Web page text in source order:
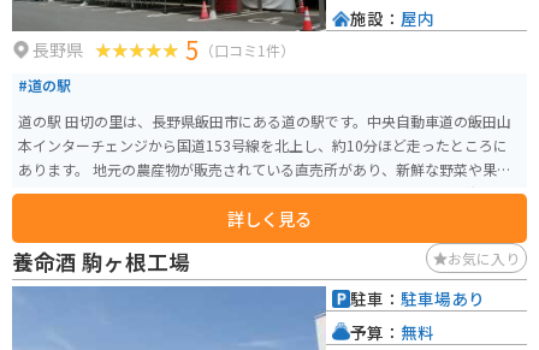
長野県 5 （口コミ1件）
#道の駅
道の駅 田切の里は、長野県飯田市にある道の駅です。中央自動車道の飯田山
本インターチェンジから国道153号線を北上し、約10分ほど走ったところに
あります。 地元の農産物が販売されている直売所があり、新鮮な野菜や果物
を購入できます。特におすすめなのは、飯田市の特産品である「市田柿」で
す。濃厚な甘さと、もっちりとした食感が特徴です。 バイクで訪れる場合、
道の駅には広い駐車場が完備されているので安心です。また、周辺には南ア
ルプスの山々が連なり、絶景のツーリングコースとしても人気があります。
道の駅 田切の里を拠点に、自然豊かな景色を楽しみながらバイクで走ってみ
トも点在しています。道の駅で休憩した後は、周辺の観光スポットにも足を
詳しく見る
施設： 屋内
養命酒 駒ヶ根工場 お気に入り
駐車： 駐車場あり
予算： 無料